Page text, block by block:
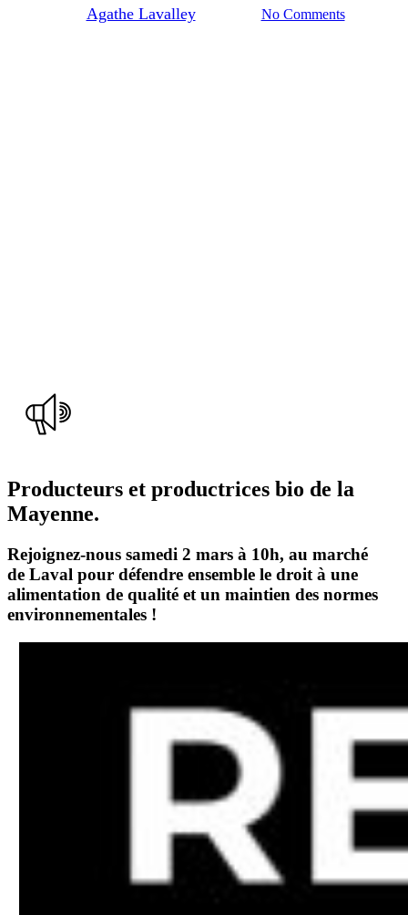
Agathe Lavalley29/02/2024 No Comments
Producteurs et productrices bio de la
Mayenne.
Rejoignez-nous samedi 2 mars à 10h, au marché
de Laval pour défendre ensemble le droit à une
alimentation de qualité et un maintien des normes
environnementales !